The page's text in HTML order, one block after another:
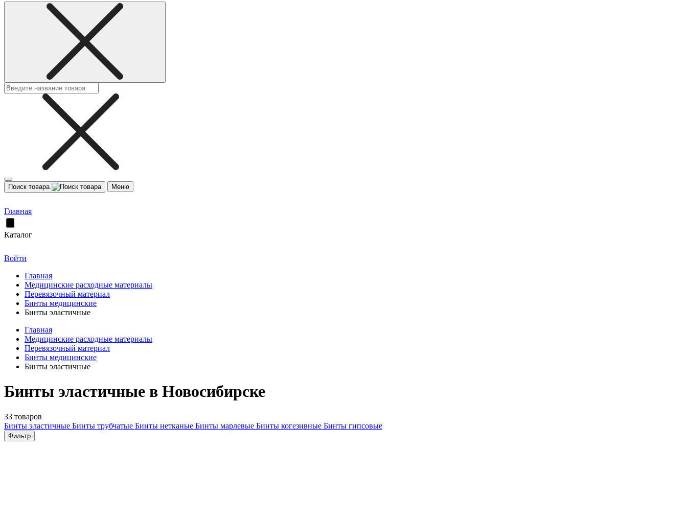
Поиск товара Меню
Главная
Каталог
Войти
Главная
Медицинские расходные материалы
Перевязочный материал
Бинты медицинские
Бинты эластичные
Главная
Медицинские расходные материалы
Перевязочный материал
Бинты медицинские
Бинты эластичные
Бинты эластичные в Новосибирске
33 товаров
Бинты эластичные Бинты трубчатые Бинты нетканые Бинты марлевые Бинты когезивные Бинты гипсовые
Фильтр